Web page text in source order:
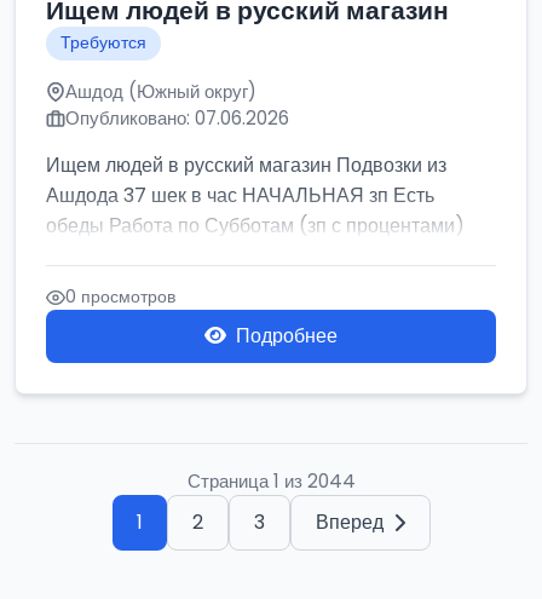
Ищем людей в русский магазин
Требуются
Ашдод (Южный округ)
Опубликовано: 07.06.2026
Ищем людей в русский магазин Подвозки из
Ашдода 37 шек в час НАЧАЛЬНАЯ зп Есть
обеды Работа по Субботам (зп с процентами)
0 просмотров
Подробнее
Страница 1 из 2044
1 2 3 Вперед